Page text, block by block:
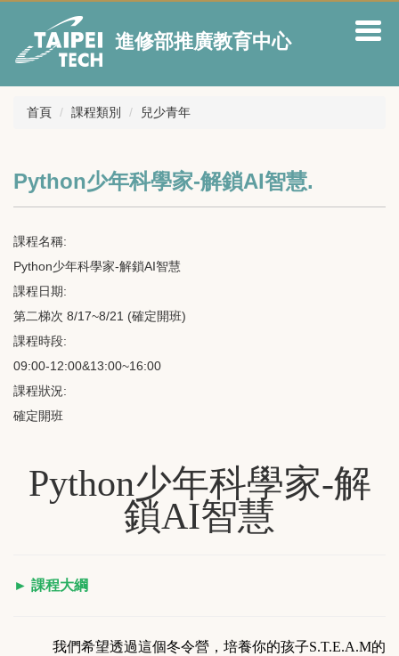
內
進修部推廣教育中心
首頁 課程類別 兒少青年
Python少年科學家-解鎖AI智慧.
課程名稱:
Python少年科學家-解鎖AI智慧
課程日期:
第二梯次 8/17~8/21 (確定開班)
課程時段:
09:00-12:00&13:00~16:00
課程狀況:
確定開班
Python少年科學家-解
鎖AI智慧
► 課程大綱
我們希望透過這個冬令營，培養你的孩子S.T.E.A.M的